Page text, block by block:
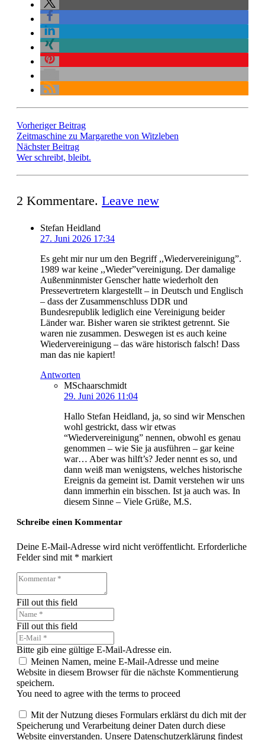
Vorheriger Beitrag
Zeitmaschine zu Margarethe von Witzleben
Nächster Beitrag
Wer schreibt, bleibt.
2 Kommentare. Leave new
Stefan Heidland
27. Juni 2026 17:34
Es geht mir nur um den Begriff ,,Wiedervereinigung”.
1989 war keine ,,Wieder”vereinigung. Der damalige
Außenminmister Genscher hatte wiederholt den
Pressevertretern klargestellt – in Deutsch und Englisch
– dass der Zusammenschluss DDR und
Bundesrepublik lediglich eine Vereinigung beider
Länder war. Bisher waren sie striktest getrennt. Sie
waren nie zusammen. Deswegen ist es auch keine
Wiedervereinigung – das wäre historisch falsch! Dass
man das nie kapiert!
Antworten
MSchaarschmidt
29. Juni 2026 11:04
Hallo Stefan Heidland, ja, so sind wir Menschen
wohl gestrickt, dass wir etwas
“Wiedervereinigung” nennen, obwohl es genau
genommen – wie Sie ja ausführen – gar keine
war… Aber was hilft’s? Jeder nennt es so, und
dann weiß man wenigstens, welches historische
Ereignis da gemeint ist. Damit verstehen wir uns
dann immerhin ein bisschen. Ist ja auch was. In
diesem Sinne – Viele Grüße, M.S.
Schreibe einen Kommentar
Deine E-Mail-Adresse wird nicht veröffentlicht. Erforderliche
Felder sind mit * markiert
Fill out this field
Fill out this field
Bitte gib eine gültige E-Mail-Adresse ein.
Meinen Namen, meine E-Mail-Adresse und meine
Website in diesem Browser für die nächste Kommentierung
speichern.
You need to agree with the terms to proceed
Mit der Nutzung dieses Formulars erklärst du dich mit der
Speicherung und Verarbeitung deiner Daten durch diese
Website einverstanden. Unsere Datenschutzerklärung findest